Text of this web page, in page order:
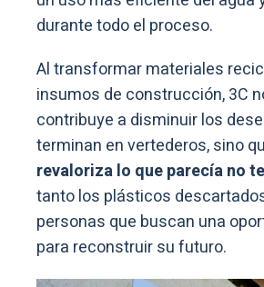
durante todo el proceso.
Al transformar materiales
insumos de construcción, 3C
contribuye a disminuir los
terminan en vertederos, sino
revaloriza lo que parecía no
tanto los plásticos
personas que buscan una
para reconstruir su futuro.